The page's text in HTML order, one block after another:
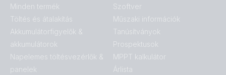
Minden termék
Töltés és átalakítás
Akkumulátorfigyelők &
akkumulátorok
Napelemes töltésvezérlők &
panelek
Szoftver
Műszaki információk
Tanúsítványok
Prospektusok
MPPT kalkulátor
Árlista